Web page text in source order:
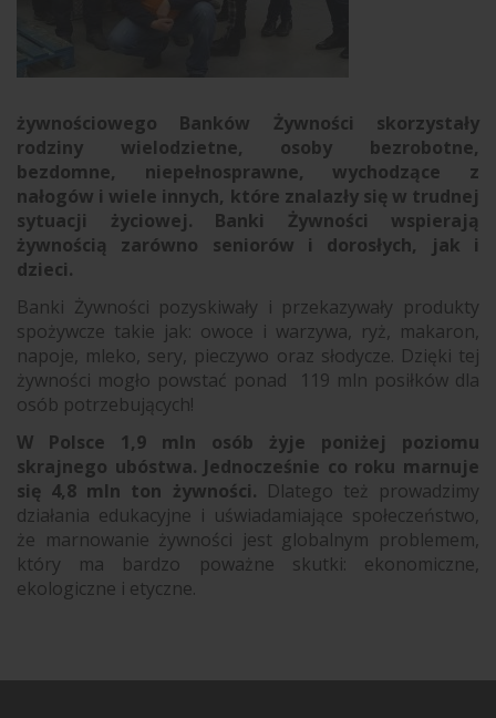
żywnościowego Banków Żywności skorzystały
rodziny wielodzietne, osoby bezrobotne,
bezdomne, niepełnosprawne, wychodzące z
nałogów i wiele innych, które znalazły się w trudnej
sytuacji życiowej. Banki Żywności wspierają
żywnością zarówno seniorów i dorosłych, jak i
dzieci.
Banki Żywności pozyskiwały i przekazywały produkty
spożywcze takie jak: owoce i warzywa, ryż, makaron,
napoje, mleko, sery, pieczywo oraz słodycze. Dzięki tej
żywności mogło powstać ponad 119 mln posiłków dla
osób potrzebujących!
W Polsce 1,9 mln osób żyje poniżej poziomu
skrajnego ubóstwa. Jednocześnie co roku marnuje
się 4,8 mln ton żywności. Dlatego też prowadzimy
działania edukacyjne i uświadamiające społeczeństwo,
że marnowanie żywności jest globalnym problemem,
który ma bardzo poważne skutki: ekonomiczne,
ekologiczne i etyczne.